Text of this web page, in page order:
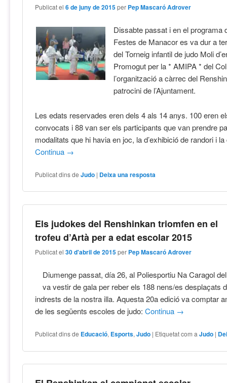
Publicat el6 de juny de 2015 per Pep Mascaró Adrover
Dissabte passat i en el programa
Festes de Manacor es va dur a
del Torneig infantil de judo Moli
Promogut per la * AMIPA * del
l’organització a càrrec del
patrocini de l’Ajuntament.
Les edats reservades eren dels 4 als 14 anys. 100 eren
convocats i 88 van ser els participants que van prendre
modalitats que hi havia en joc, la d’exhibició de randori i
Continua →
Publicat dins de Judo | Deixa una resposta
Els judokes del Renshinkan triomfen en el
trofeu d’Artà per a edat escolar 2015
Publicat el30 d'abril de 2015 per Pep Mascaró Adrover
Diumenge passat, día 26, al Poliesportiu Na Caragol
va vestir de gala per reber els 188 nens/es desplaçats
indrests de la nostra illa. Aquesta 20a edició va comptar
de les següents escoles de judo:Continua →
Publicat dins de Educació, Esports,Judo | Etiquetat com a Judo |